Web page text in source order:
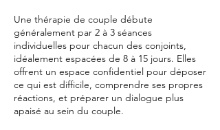
Une thérapie de couple débute
généralement par 2 à 3 séances
individuelles pour chacun des conjoints,
idéalement espacées de 8 à 15 jours. Elles
offrent un espace confidentiel pour déposer
ce qui est difficile, comprendre ses propres
réactions, et préparer un dialogue plus
apaisé au sein du couple.